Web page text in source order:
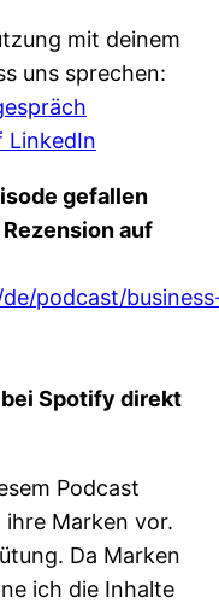
mit deinem
uns sprechen:
LinkedIn
gefallen
auf
podcast/
Spotify direkt
Podcast
Marken vor.
Da Marken
ich die Inhalte